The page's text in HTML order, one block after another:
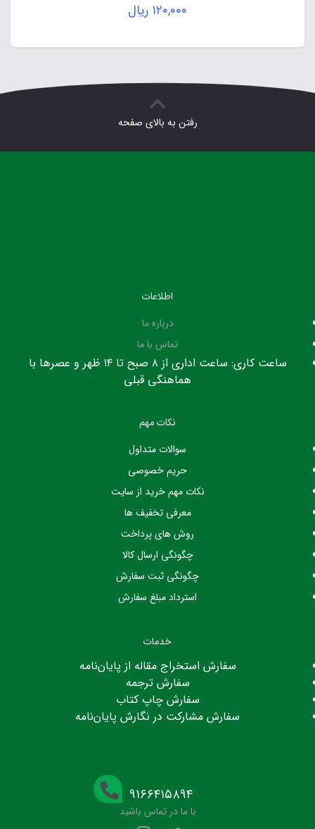
۱۲۰,۰۰۰ ریال
رفتن به بالای صفحه
اطلاعات
درباره ما
تماس با ما
ساعت کاری: ساعت اداری از ۸ صبح تا ۱۴ ظهر و عصرها با
هماهنگی قبلی
نکات مهم
سوالات متداول
حریم خصوصی
نکات مهم خرید از سایت
معرفی تخفیف ها
روش های پرداخت
چگونگی ارسال کالا
چگونگی ثبت سفارش
استرداد مبلغ سفارش
خدمات
سفارش استخراج مقاله از پایان‌نامه
سفارش ترجمه
سفارش چاپ کتاب
سفارش مشارکت در نگارش پایان‌نامه
۹۱۶۶۴۱۵۸۹۴
با ما در تماس باشید